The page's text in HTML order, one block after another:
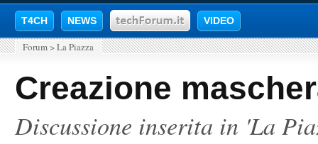
T4CH NEWS VIDEO
Forum > La Piazza
Creazione
Discussione inserita in 'La